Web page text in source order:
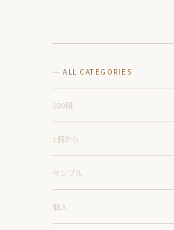
— ALL CATEGORIES
100個
1個から
サンプル
個人